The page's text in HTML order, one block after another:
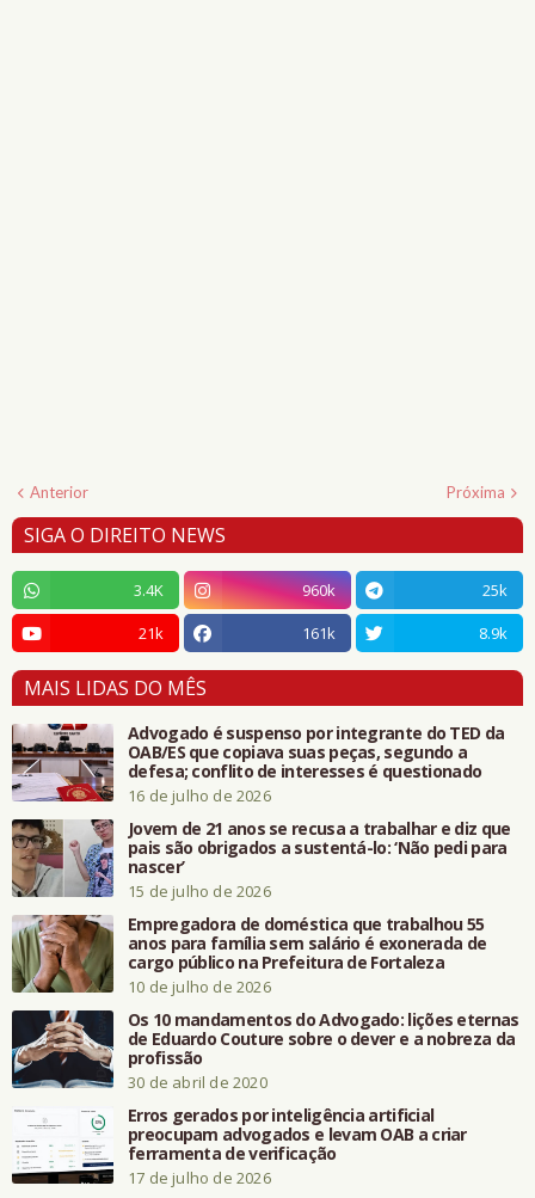
Anterior Próxima
SIGA O DIREITO NEWS
3.4K 960k
25k
21k
161k 8.9k
MAIS LIDAS DO MÊS
Advogado é suspenso por integrante do TED da
OAB/ES que copiava suas peças, segundo a
defesa; conflito de interesses é questionado
16 de julho de 2026
Jovem de 21 anos se recusa a trabalhar e diz que
pais são obrigados a sustentá-lo: ‘Não pedi para
nascer’
15 de julho de 2026
Empregadora de doméstica que trabalhou 55
anos para família sem salário é exonerada de
cargo público na Prefeitura de Fortaleza
10 de julho de 2026
Os 10 mandamentos do Advogado: lições eternas
de Eduardo Couture sobre o dever e a nobreza da
profissão
30 de abril de 2020
Erros gerados por inteligência artificial
preocupam advogados e levam OAB a criar
ferramenta de verificação
17 de julho de 2026